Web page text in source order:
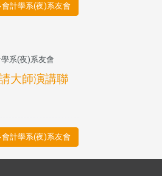
會計學系(夜)系友會
系(夜)系友會
大師演講聯
會計學系(夜)系友會